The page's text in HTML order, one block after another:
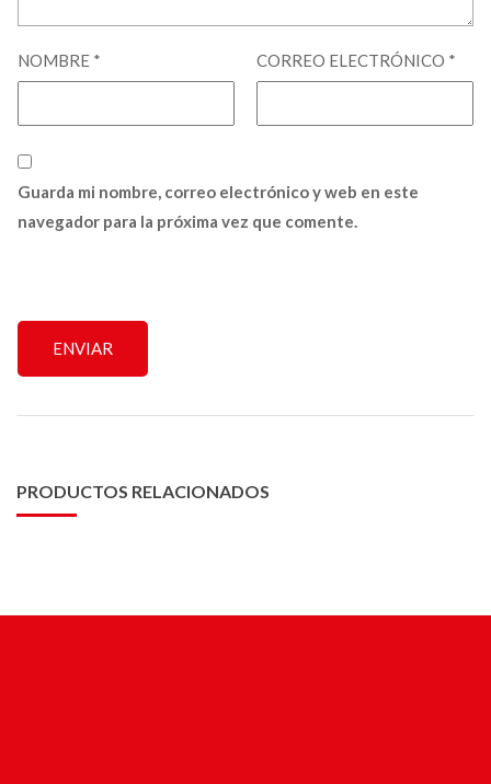
NOMBRE * CORREO ELECTRÓNICO *
Guarda mi nombre, correo electrónico y web en este
navegador para la próxima vez que comente.
PRODUCTOS RELACIONADOS